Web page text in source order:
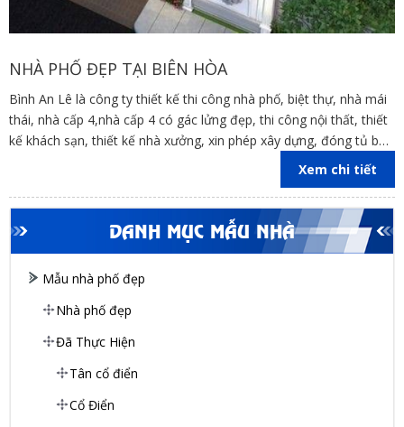
DANH MỤC MẪU NHÀ
Mẫu nhà phố đẹp
Nhà phố đẹp
Đã Thực Hiện
Tân cổ điển
Cổ Điển
NHÀ PHỐ ĐẸP TẠI BIÊN HÒA
Bình An Lê là công ty thiết kế thi công nhà phố, biệt thự, nhà mái
thái, nhà cấp 4,nhà cấp 4 có gác lửng đẹp, thi công nội thất, thiết
kế khách sạn, thiết kế nhà xưởng, xin phép xây dựng, đóng tủ bếp
trên địa bàn các tỉnh Đồng Nai, Bình Dương, TP Hồ Chí Minh,
Xem chi tiết